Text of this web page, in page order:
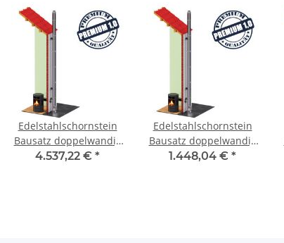
Edelstahlschornstein
Bausatz doppelwandig
3,7 m - SWPR10 DW 500
4.537,22 € *
Edelstahlschornstein
Bausatz doppelwandig
6,2 m DW 80 - SWPR10
1.448,04 € *